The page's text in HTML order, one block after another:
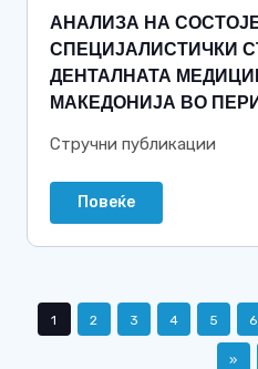
АНАЛИЗА НА
СПЕЦИЈАЛИСТИЧКИ
ДЕНТАЛНАТА
МАКЕДОНИЈА ВО
Стручни публикации
Повеќе
1 2 3 4 5 6
»